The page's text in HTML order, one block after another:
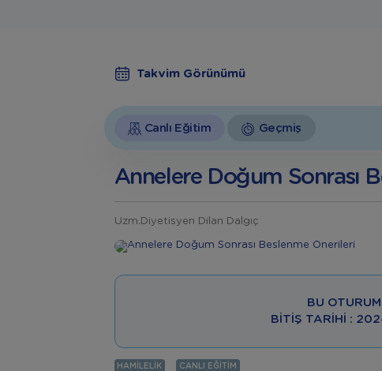
Takvim Görünümü
Canlı Eğitim Geçmiş
Annelere Doğum Sonrası
Uzm.Diyetisyen Dilan Dalgıç
BU
BITIŞ TARIHI :
HAMILELIK CANLI EĞITIM